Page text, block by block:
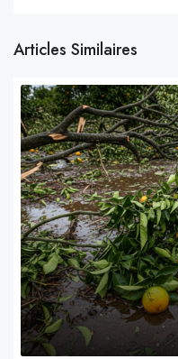
Articles Similaires